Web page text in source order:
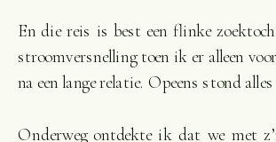
En die reis is best een flinke
stroomversnelling toen ik er alleen
na een lange relatie. Opeens stond alles
Onderweg ontdekte ik dat we met